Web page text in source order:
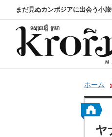
まだ見ぬカンボジアに出会う小
ホーム
ヤ